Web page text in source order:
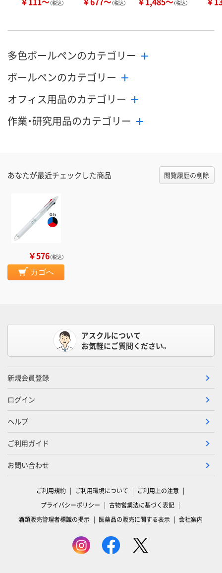
（税込） （税込） （税込）
多色ボールペンのカテゴリー
ボールペンのカテゴリー
オフィス用品のカテゴリー
作業・研究用品のカテゴリー
あなたが最近チェックした商品 閲覧履歴の削除
￥576（税込）
カゴへ
アスクルについて
お気軽にご質問ください。
新規会員登録
ログイン
ヘルプ
ご利用ガイド
お問い合わせ
ご利用規約 ご利用環境について
ご利用上の注意
プライバシーポリシー
古物営業法に基づく表記
酒類販売管理者標識の掲示
医薬品の販売に関する表示 会社案内